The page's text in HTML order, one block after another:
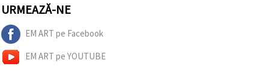
URMEAZĂ-NE
EM ART pe Facebook
EM ART pe YOUTUBE